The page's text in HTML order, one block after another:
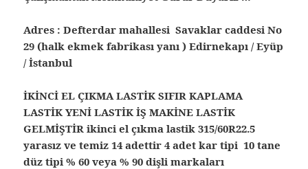
Adres : Defterdar mahallesi Savaklar caddesi No
29 (halk ekmek fabrikası yanı ) Edirnekapı / Eyüp
/ İstanbul
İKİNCİ EL ÇIKMA LASTİK SIFIR KAPLAMA
LASTİK YENİ LASTİK İŞ MAKİNE LASTİK
GELMİŞTİR ikinci el çıkma lastik 315/60R22.5
yarasız ve temiz 14 adettir 4 adet kar tipi 10 tane
düz tipi % 60 veya % 90 dişli markaları